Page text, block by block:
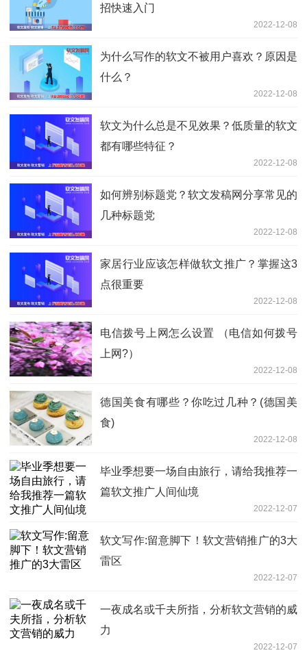
招快速入门
2022-12-08
为什么写作的软文不被用户喜欢？原因是
什么？
2022-12-08
软文为什么总是不见效果？低质量的软文
都有哪些特征？
2022-12-08
如何辨别标题党？软文发稿网分享常见的
几种标题党
2022-12-08
家居行业应该怎样做软文推广？掌握这3
点很重要
2022-12-08
电信拨号上网怎么设置 （电信如何拨号
上网?）
2022-12-08
德国美食有哪些？你吃过几种？(德国美
食)
2022-12-08
毕业季想要一场自由旅行，请给我推荐一
篇软文推广人间仙境
2022-12-07
软文写作:留意脚下！软文营销推广的3大
雷区
2022-12-07
一夜成名或千夫所指，分析软文营销的威
力
2022-12-07